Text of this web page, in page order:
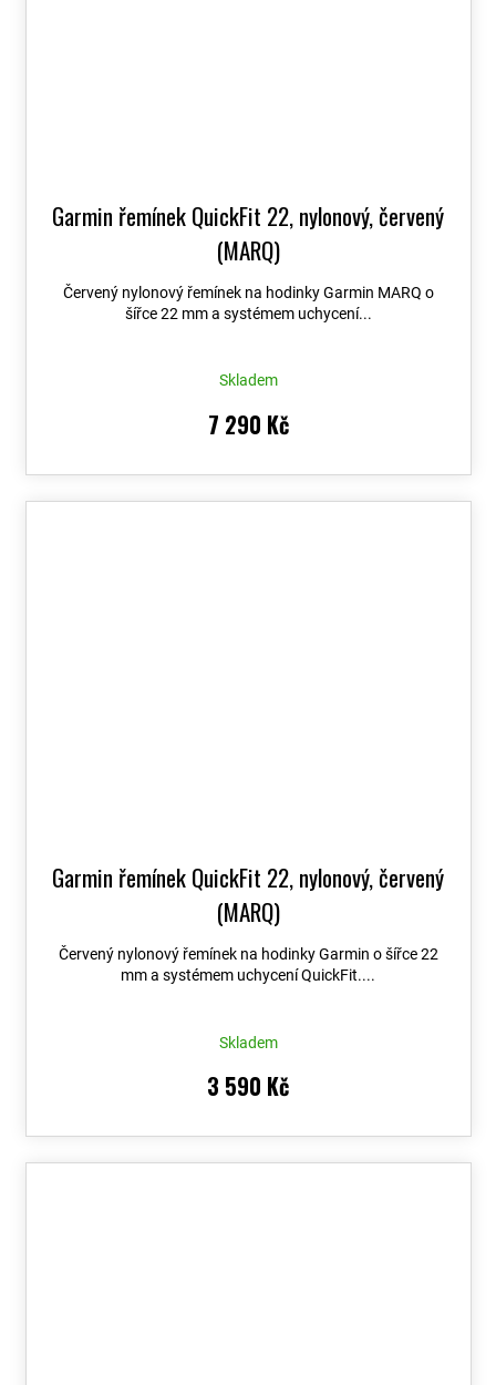
Garmin řemínek QuickFit 22, nylonový, červený
(MARQ)
Červený nylonový řemínek na hodinky Garmin MARQ o
šířce 22 mm a systémem uchycení...
Skladem
7 290 Kč
Garmin řemínek QuickFit 22, nylonový, červený
(MARQ)
Červený nylonový řemínek na hodinky Garmin o šířce 22
mm a systémem uchycení QuickFit....
Skladem
3 590 Kč